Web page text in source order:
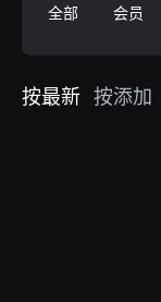
全部
会员
按最新 按添加